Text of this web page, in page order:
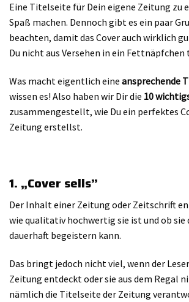
Eine Titelseite für Dein eigene Zeitung zu
Spaß machen. Dennoch gibt es ein paar
beachten, damit das Cover auch wirklich
Du nicht aus Versehen in ein
Was macht eigentlich eine ansprechende
wissen es! Also haben wir Dir die 10
zusammengestellt, wie Du ein perfektes
Zeitung erstellst.
1. „Cover sells”
Der Inhalt einer Zeitung oder Zeitschrift
wie qualitativ hochwertig sie ist und ob sie
dauerhaft begeistern kann.
Das bringt jedoch nicht viel, wenn der
Zeitung entdeckt oder sie aus dem Regal
nämlich die Titelseite der Zeitung